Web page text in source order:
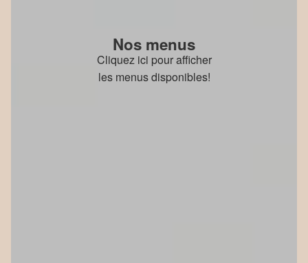
Nos menus
Cliquez ici pour afficher
les menus disponibles!